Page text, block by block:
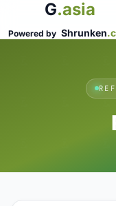
G.asia
Powered by Shrunken